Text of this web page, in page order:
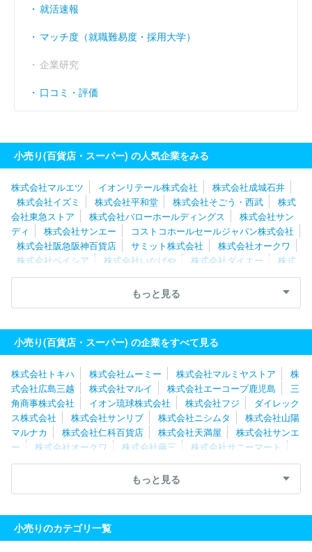
就活速報
マッチ度（就職難易度・採用大学）
企業研究
口コミ・評価
小売り(百貨店・スーパー) の人気企業をみる
株式会社マルエツ イオンリテール株式会社
株式会社成城石井
株式会社イズミ
株式会社平和堂 株式会社そごう・西武
株式
会社東急ストア
株式会社バローホールディングス
株式会社サン
ディ
株式会社サンエー
コストコホールセールジャパン株式会社
株式会社阪急阪神百貨店
サミット株式会社
株式会社オークワ
株式会社ベイシア
株式会社いなげや 株式会社ダイエー
株式
会社ヨークベニマル
株式会社イトーヨーカ堂
株式会社天満屋
日本空港ビルデング株式会社
株式会社ヨー
ク
コープさっぽろ
もっと見る
小売り(百貨店・スーパー) の企業をすべて見る
株式会社トキハ 株式会社ムーミー 株式会社マルミヤストア
株
式会社広島三越
株式会社マルイ 株式会社エーコープ鹿児島
三
角商事株式会社
イオン琉球株式会社 株式会社フジ
ダイレック
ス株式会社
株式会社サンリブ 株式会社ニシムタ
株式会社山陽
マルナカ
株式会社仁科百貨店 株式会社天満屋
株式会社サンエ
ー
株式会社オークワ 株式会社藤三
株式会社サニーマート
株式会社マルナカ
株式会社鶴屋百貨店 株式会社山形屋
株式
株式会社イズミ
株式会
社ユアーズ
店
株式会社なかむら 株式会社サンディ 株式会社大近
株式
会社ドミー
株式会社高島屋
もっと見る
小売りのカテゴリ一覧